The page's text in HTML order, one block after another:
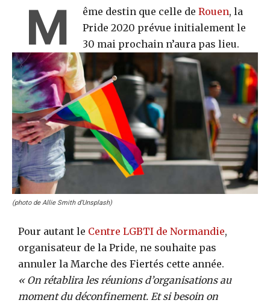
M ême destin que celle de Rouen, la
Pride 2020 prévue initialement le
30 mai prochain n’aura pas lieu.
(photo de Allie Smith d’Unsplash)
Pour autant le Centre LGBTI de Normandie,
organisateur de la Pride, ne souhaite pas
annuler la Marche des Fiertés cette année.
« On rétablira les réunions d’organisations au
moment du déconfinement. Et si besoin on